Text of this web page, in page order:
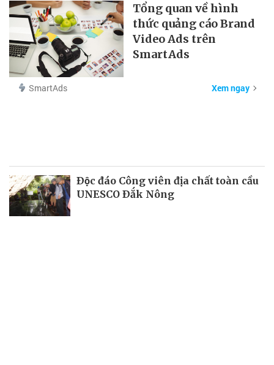
Tổng quan về hình
thức quảng cáo Brand
Video Ads trên
SmartAds
SmartAds Xem ngay
Ðộc đáo Công viên địa chất toàn cầu
UNESCO Ðắk Nông